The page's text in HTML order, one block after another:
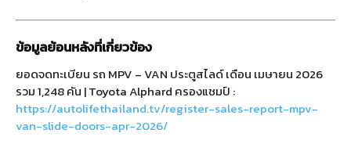
ข้อมูลย้อนหลังที่เกี่ยวข้อง
ยอดจดทะเบียน รถ MPV – VAN ประตูสไลด์ เดือน เมษายน 2026
รวม 1,248 คัน | Toyota Alphard ครองแชมป์ :
https://autolifethailand.tv/register-sales-report-mpv-
van-slide-doors-apr-2026/